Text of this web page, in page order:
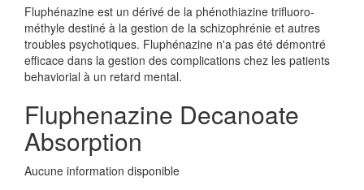
Fluphénazine est un dérivé de la phénothiazine trifluoro-
méthyle destiné à la gestion de la schizophrénie et autres
troubles psychotiques. Fluphénazine n'a pas été démontré
efficace dans la gestion des complications chez les patients
behaviorial à un retard mental.
Fluphenazine Decanoate
Absorption
Aucune information disponible